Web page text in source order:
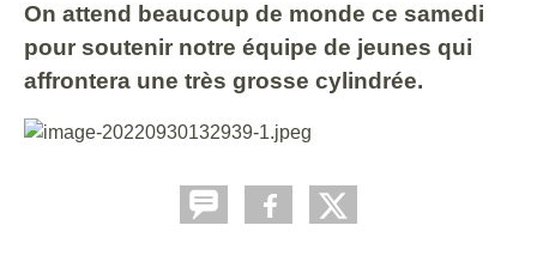
On attend beaucoup de monde ce samedi
pour soutenir notre équipe de jeunes qui
affrontera une très grosse cylindrée.